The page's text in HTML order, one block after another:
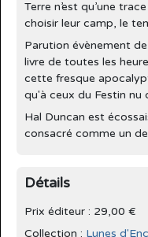
Terre n’est qu’une
choisir leur camp, le
Parution évènement
livre de toutes les
cette fresque
qu'à ceux du Festin nu
Hal Duncan est
consacré comme un
Détails
Prix éditeur : 29,00 €
Collection : Lunes